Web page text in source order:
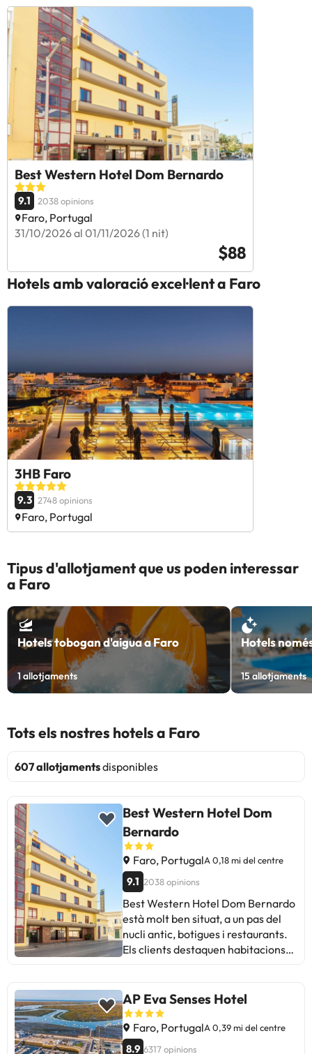
Best Western Hotel Dom Bernardo
9.1 2038 opinions
Faro, Portugal
31/10/2026 al 01/11/2026 (1 nit)
$88
Hotels amb valoració excel·lent a Faro
3HB Faro
9.3 2748 opinions
Faro, Portugal
Tipus d'allotjament que us poden interessar
a Faro
Hotels tobogan d'aigua a Faro
1 allotjaments
Hotels
15allotjaments
Tots els nostres hotels a Faro
607 allotjamentsdisponibles
Best Western Hotel Dom
Bernardo
Faro, PortugalA 0,18 mi del centre
9.1 2038 opinions
Best Western Hotel Dom Bernardo
està molt ben situat, a un pas del
nucli antic, botigues i restaurants.
Els clients destaquen habitacions
Els esmorzars són bons, encara que
amb poca varietat en opcions
saludables. Com a pegues
recurrents: l'aparcament és escàs i
AP Eva Senses Hotel
Faro, PortugalA 0,39 mi del centre
8.9 6317 opinions